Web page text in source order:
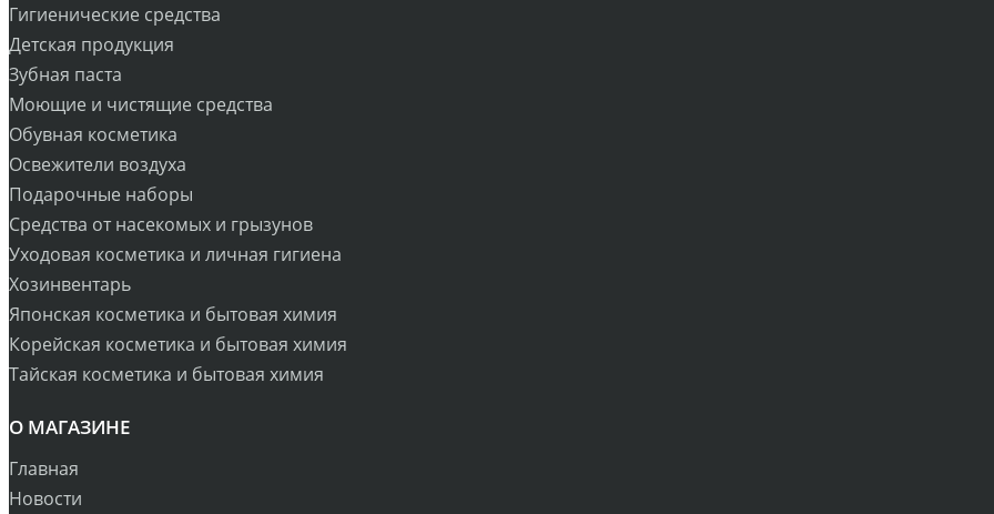
Гигиенические средства
Детская продукция
Зубная паста
Моющие и чистящие средства
Обувная косметика
Освежители воздуха
Подарочные наборы
Средства от насекомых и грызунов
Уходовая косметика и личная гигиена
Хозинвентарь
Японская косметика и бытовая химия
Корейская косметика и бытовая химия
Тайская косметика и бытовая химия
О МАГАЗИНЕ
Главная
Новости